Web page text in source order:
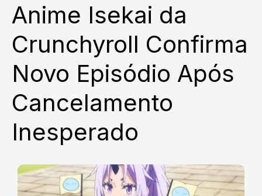
Anime Isekai da
Crunchyroll Confirma
Novo Episódio Após
Cancelamento
Inesperado